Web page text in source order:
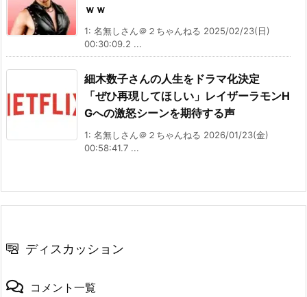
ｗｗ
1: 名無しさん＠２ちゃんねる 2025/02/23(日)
00:30:09.2 ...
細木数子さんの人生をドラマ化決定
「ぜひ再現してほしい」レイザーラモンH
Gへの激怒シーンを期待する声
1: 名無しさん＠２ちゃんねる 2026/01/23(金)
00:58:41.7 ...
ディスカッション
コメント一覧